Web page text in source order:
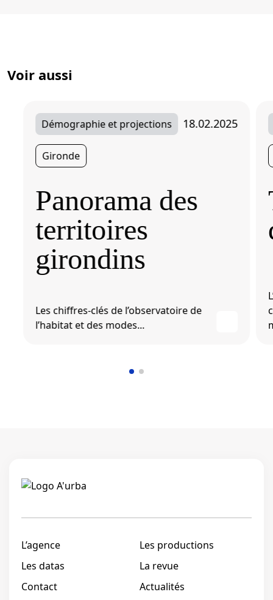
Voir aussi
Démographie et projections 18.02.2025
Gironde
Panorama des
territoires
girondins
Les chiffres-clés de l’observatoire de
l’habitat et des modes...
L’agence
Les productions
Les datas
La revue
Contact
Actualités